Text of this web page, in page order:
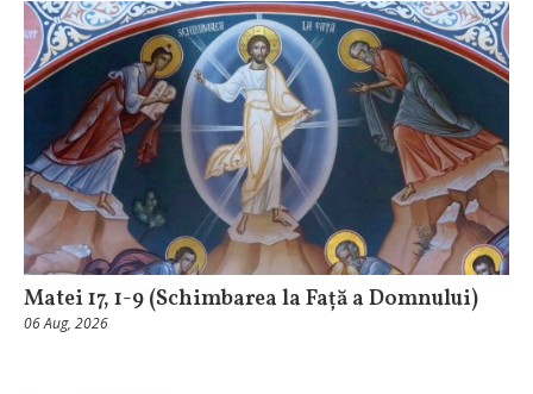
Matei 17, 1-9 (Schimbarea la Față a Domnului)
06 Aug, 2026